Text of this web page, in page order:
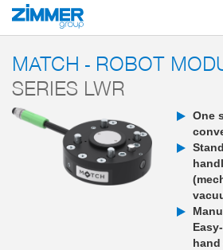
Start Products
MATCH - ROBOT
SERIES LWR
One